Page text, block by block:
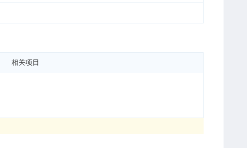
相关项目